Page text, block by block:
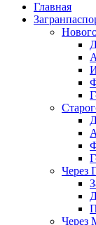
Главная
Через